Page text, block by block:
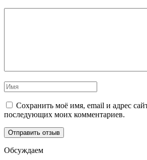
Сохранить моё имя, email и адрес
последующих моих комментариев.
Обсуждаем